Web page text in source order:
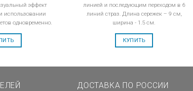
эффект
использовании
одновременно.
линией и последующим переходом в 6
линий страз. Длина сережек – 9 см,
ширина - 1.5 см.
КУПИТЬ
ДОСТАВКА ПО РОССИИ